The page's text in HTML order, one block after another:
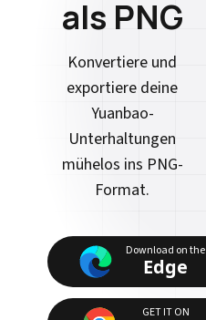
als PNG
Konvertiere und
exportiere deine
Yuanbao-
Unterhaltungen
mühelos ins PNG-
Format.
Download on the
Edge
GET IT ON